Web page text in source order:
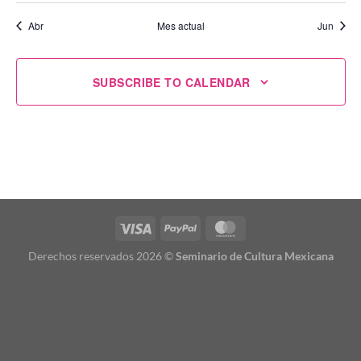
Abr Mes actual Jun
SUBSCRIBE TO CALENDAR
Derechos reservados 2026 ©Seminario de Cultura Mexicana